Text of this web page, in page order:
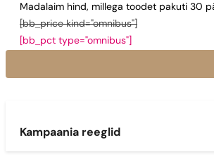
Madalaim hind, millega toodet pakuti 30
[bb_price kind="omnibus"]
[bb_pct type="omnibus"]
Kampaania reeglid